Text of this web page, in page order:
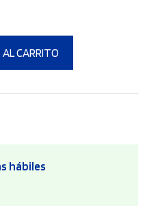
CARRITO
hábiles